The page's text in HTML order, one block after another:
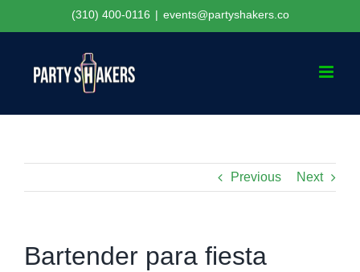
to
(310) 400-0116 | events@partyshakers.co
Previous Next
Bartender para fiesta